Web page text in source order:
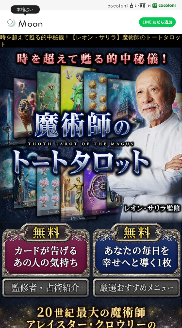
本格占い
時を超えて甦る的中秘儀！【レオン・サリラ】魔術師のトートタロッ
ト